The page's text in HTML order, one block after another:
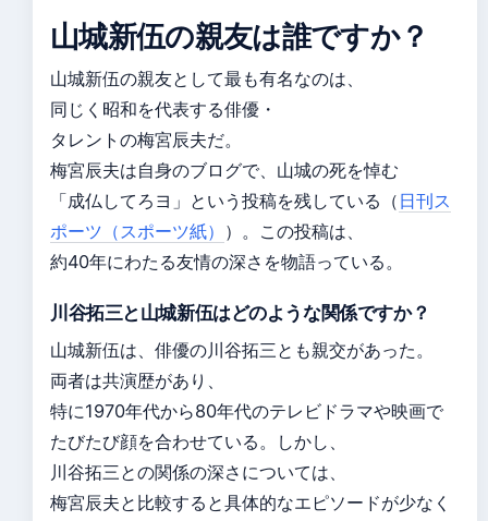
山城新伍の親友は誰ですか？
山城新伍の親友として最も有名なのは、
同じく昭和を代表する俳優・
タレントの梅宮辰夫だ。
梅宮辰夫は自身のブログで、山城の死を悼む
「成仏してろヨ」という投稿を残している（ 日刊ス
ポーツ（スポーツ紙） ）。この投稿は、
約40年にわたる友情の深さを物語っている。
川谷拓三と山城新伍はどのような関係ですか？
山城新伍は、俳優の川谷拓三とも親交があった。
両者は共演歴があり、
特に1970年代から80年代のテレビドラマや映画で
たびたび顔を合わせている。しかし、
川谷拓三との関係の深さについては、
梅宮辰夫と比較すると具体的なエピソードが少なく